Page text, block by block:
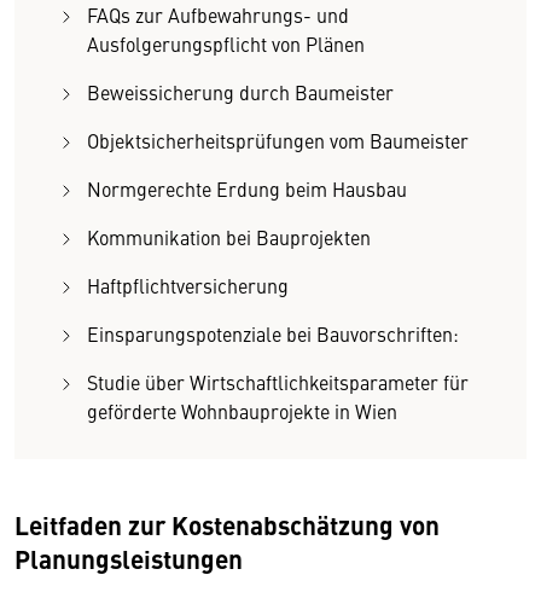
FAQs zur Aufbewahrungs- und
Ausfolgerungspflicht von Plänen
Beweissicherung durch Baumeister
Objektsicherheitsprüfungen vom Baumeister
Normgerechte Erdung beim Hausbau
Kommunikation bei Bauprojekten
Haftpflichtversicherung
Einsparungspotenziale bei Bauvorschriften:
Studie über Wirtschaftlichkeitsparameter für
geförderte Wohnbauprojekte in Wien
Leitfaden zur Kostenabschätzung von
Planungsleistungen